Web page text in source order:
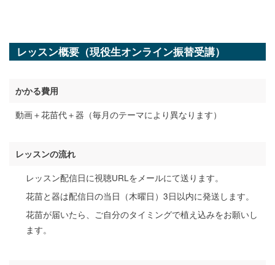
レッスン概要（現役生オンライン振替受講）
かかる費用
動画＋花苗代＋器（毎月のテーマにより異なります）
レッスンの流れ
レッスン配信日に視聴URLをメールにて送ります。
花苗と器は配信日の当日（木曜日）3日以内に発送します。
花苗が届いたら、ご自分のタイミングで植え込みをお願いし
ます。